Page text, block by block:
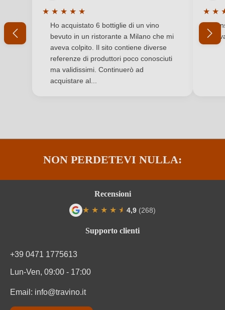
Contenuto di alcol 12,5 %
Formato 0,75 L
Indicazione geografica Crémant d'Alsace AOP
EARL Albert Klée, Grand-Rue 13, 68230
Regione Alsace
Residuo zuccherino
Tappo di bottiglia
Tipo di vino
Varietà di uva
★ ★ ★ ★ ★
Valutazione media di 5 su 5 stelle
Ho acquistato 6 bottiglie di un vino
bevuto in un ristorante a Milano che mi
aveva colpito. Il sito contiene diverse
referenze di produttori poco conosciuti
ma validissimi. Continuerò ad
acquistare al...
★ ★
NON PERDETEVI NULLA:
Supporto clienti
+39 0471 1775613
Lun-Ven, 09:00 - 17:00
Email: info@travino.it
Recensioni
★ ★ ★ ★ ★
★ 4,9 (268)